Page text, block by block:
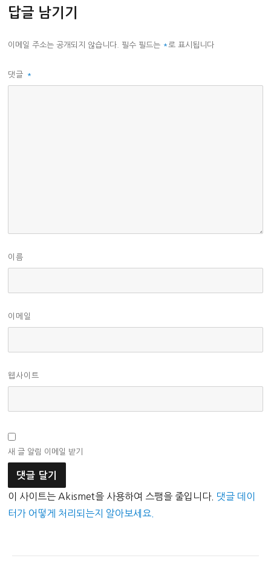
답글 남기기
이메일 주소는 공개되지 않습니다. 필수 필드는 *로 표시됩니다
댓글 *
이름
이메일
웹사이트
새 글 알림 이메일 받기
이 사이트는 Akismet을 사용하여 스팸을 줄입니다. 댓글 데이
터가 어떻게 처리되는지 알아보세요.